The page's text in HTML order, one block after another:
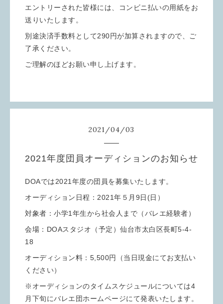
エントリーされた皆様には、コンビニ払いの用紙をお
送りいたします。
別途決済手数料として290円が加算されますので、ご
了承ください。
ご理解のほどお願い申し上げます。
2021/04/03
2021年度団員オーディションのお知らせ
DOAでは2021年度の団員を募集いたします。
オーディション日程：2021年５月9日(日）
対象者：小学1年生から社会人まで（バレエ経験者）
会場：DOAスタジオ（予定）仙台市太白区長町5-4-
18
オーディション料：5,500円（当日現金にてお支払い
ください）
※オーディションのタイムスケジュールについては4
月下旬にバレエ団ホームページにて発表いたします。